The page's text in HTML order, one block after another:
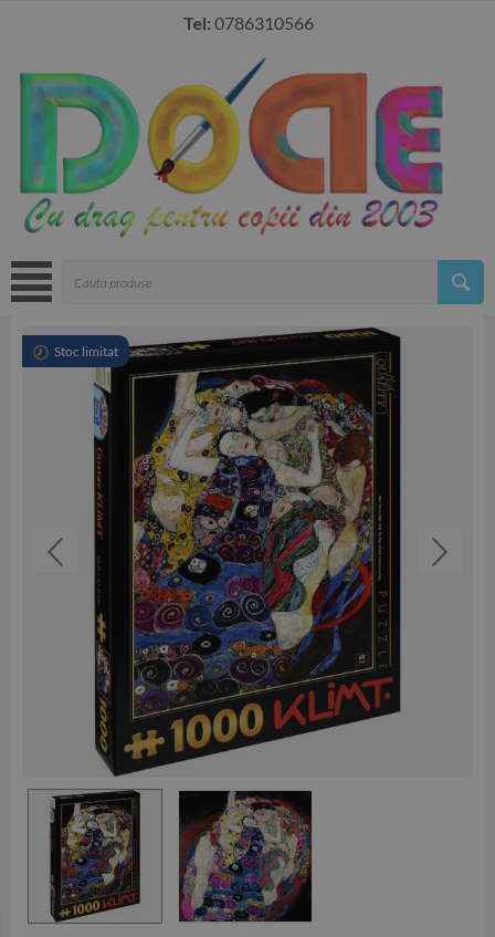
Tel: 0786310566
Stoc limitat